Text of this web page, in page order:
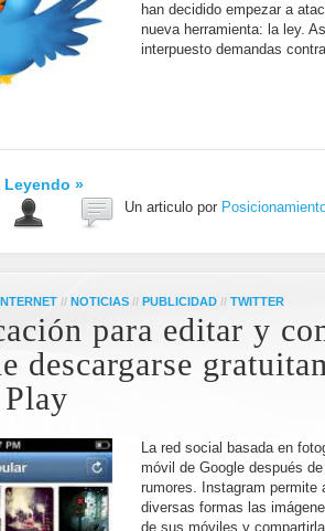
han decidido empezar a
nueva herramienta: la ley.
interpuesto demandas
»
Un articulo por
// NOTICIAS // PUBLICIDAD // TWITTER
para editar y
descargarse
La red social basada en
móvil de Google después
rumores. Instagram permite
diversas formas las
de sus móviles y